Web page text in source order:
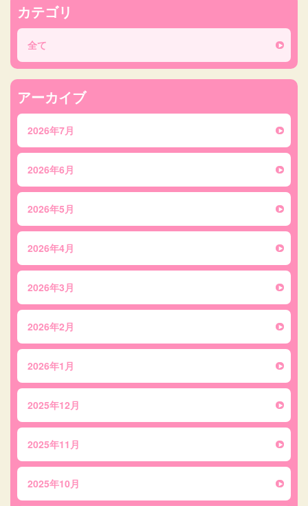
カテゴリ
全て
アーカイブ
2026年7月
2026年6月
2026年5月
2026年4月
2026年3月
2026年2月
2026年1月
2025年12月
2025年11月
2025年10月